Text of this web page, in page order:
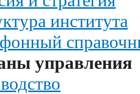
института
управления